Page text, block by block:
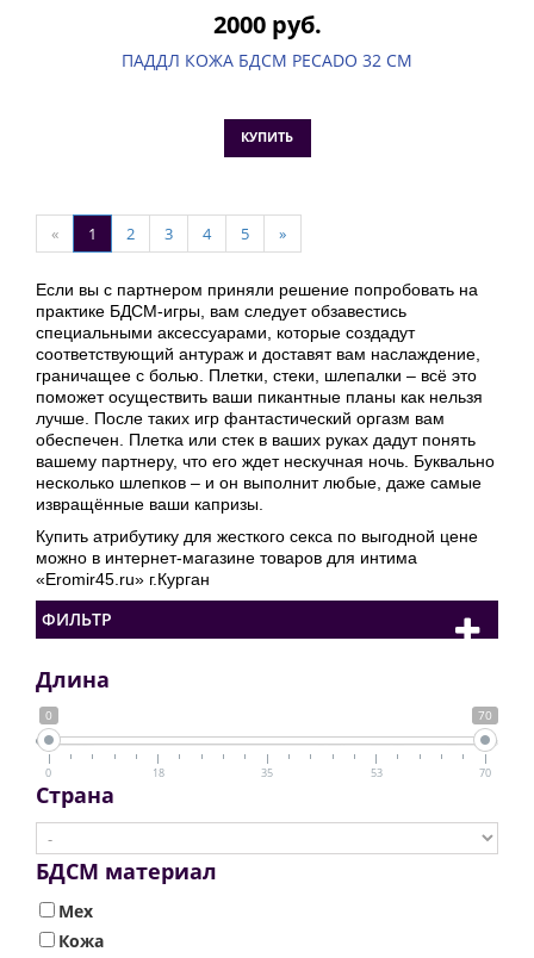
2000 руб.
ПАДДЛ КОЖА БДСМ PECADO 32 СМ
КУПИТЬ
« 1 2 3 4 5 »
Если вы с партнером приняли решение попробовать на
практике БДСМ-игры, вам следует обзавестись
специальными аксессуарами, которые создадут
соответствующий антураж и доставят вам наслаждение,
граничащее с болью. Плетки, стеки, шлепалки – всё это
поможет осуществить ваши пикантные планы как нельзя
лучше. После таких игр фантастический оргазм вам
обеспечен. Плетка или стек в ваших руках дадут понять
вашему партнеру, что его ждет нескучная ночь. Буквально
несколько шлепков – и он выполнит любые, даже самые
извращённые ваши капризы.
Купить атрибутику для жесткого секса по выгодной цене
можно в интернет-магазине товаров для интима
«Eromir45.ru» г.Курган
ФИЛЬТР
Длина
0 70
0 18 35 53 70
Страна
БДСМ материал
Мех
Кожа